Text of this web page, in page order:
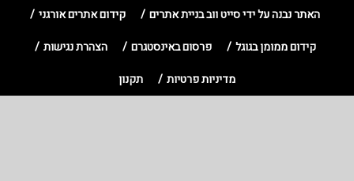
האתר נבנה על ידי סייט ווב בניית אתרים
קידום אתרים אורגני
קידום ממומן בגוגל
פרסום באינסטגרם
הצהרת נגישות
מדיניות פרטיות
תקנון